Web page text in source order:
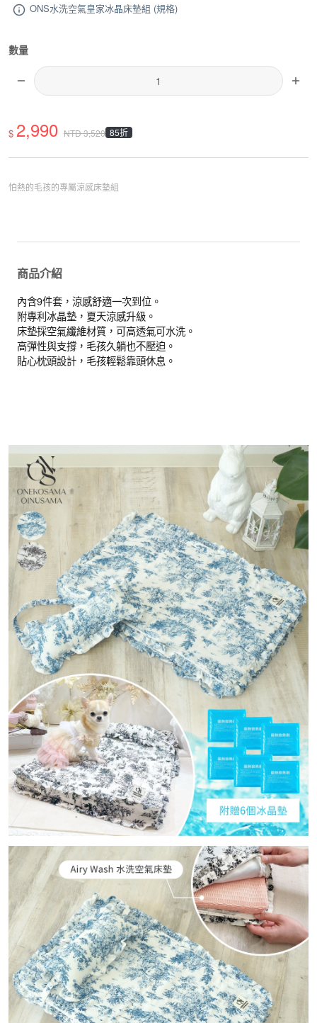
ONS水洗空氣皇家冰晶床墊組 (規格)
數量
$ 2,990 NTD3,520 85折
怕熱的毛孩的專屬涼感床墊組
商品介紹
內含9件套，涼感舒適一次到位。
附專利冰晶墊，夏天涼感升級。
床墊採空氣纖維材質，可高透氣可水洗。
高彈性與支撐，毛孩久躺也不壓迫。
貼心枕頭設計，毛孩輕鬆靠頭休息。